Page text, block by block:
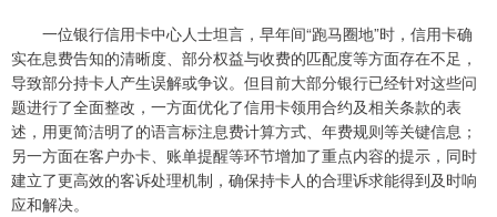
一位银行信用卡中心人士坦言，早年间“跑马圈地”时，信用卡确
实在息费告知的清晰度、部分权益与收费的匹配度等方面存在不足，
导致部分持卡人产生误解或争议。但目前大部分银行已经针对这些问
题进行了全面整改，一方面优化了信用卡领用合约及相关条款的表
述，用更简洁明了的语言标注息费计算方式、年费规则等关键信息；
另一方面在客户办卡、账单提醒等环节增加了重点内容的提示，同时
建立了更高效的客诉处理机制，确保持卡人的合理诉求能得到及时响
应和解决。